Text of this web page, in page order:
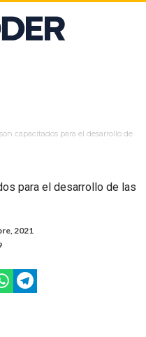
capacitados para el desarrollo de
para el desarrollo de las
2021